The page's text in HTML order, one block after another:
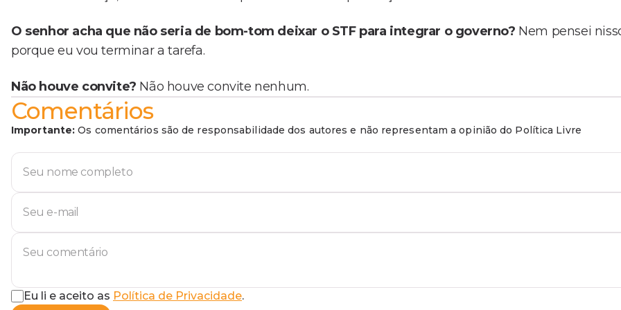
O senhor acha que não seria de bom-tom deixar o STF para integrar o governo? Nem pensei
porque eu vou terminar a tarefa.
Não houve convite? Não houve convite nenhum.
Comentários
Importante: Os comentários são de responsabilidade dos autores e não representam a opinião do Política Livre
Eu li e aceito as Política de Privacidade.